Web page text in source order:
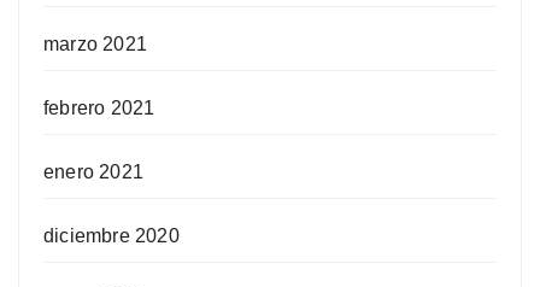
marzo 2021
febrero 2021
enero 2021
diciembre 2020